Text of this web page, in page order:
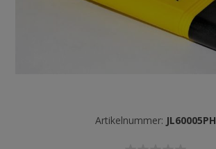
Artikelnummer: JL60005PH